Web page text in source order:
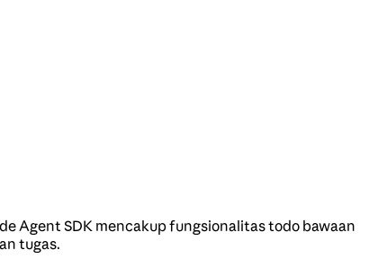
Agent SDK mencakup fungsionalitas todo bawaan
tugas.